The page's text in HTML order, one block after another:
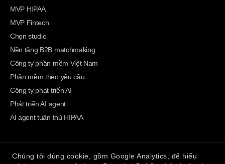
MVP HIPAA
MVP Fintech
Chọn studio
Nền tảng B2B matchmaking
Công ty phần mềm Việt Nam
Phần mềm theo yêu cầu
Công ty phát triển AI
Phát triển AI agent
AI agent tuân thủ HIPAA
Chúng tôi dùng cookie, gồm Google Analytics, để hiểu